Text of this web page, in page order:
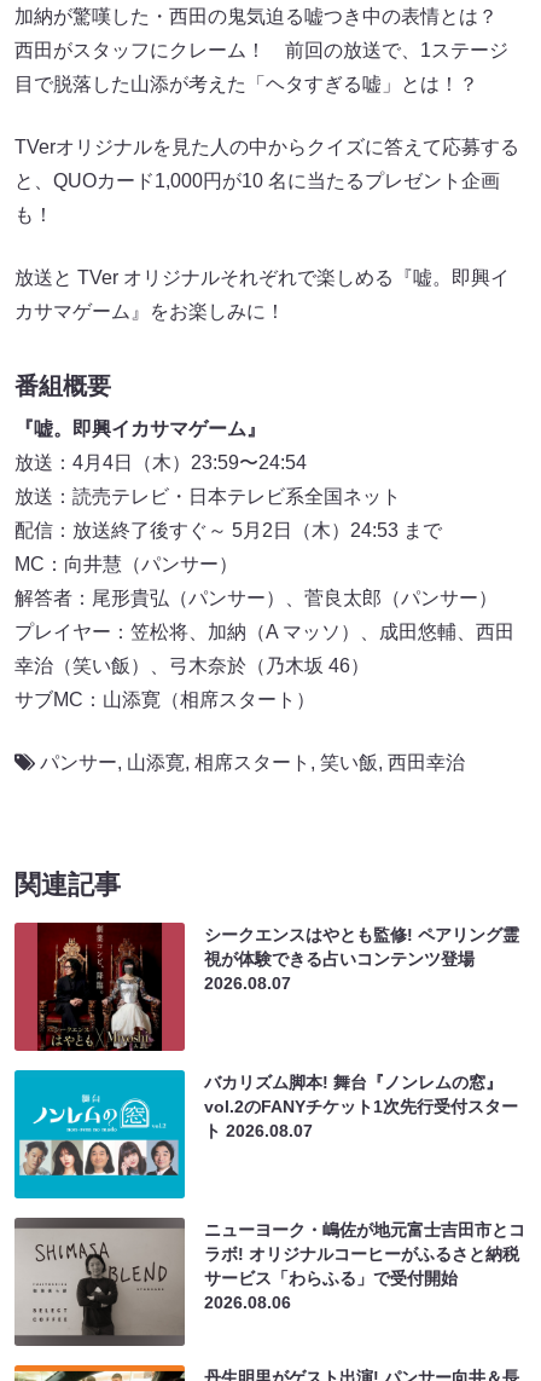
加納が驚嘆した・西田の鬼気迫る嘘つき中の表情とは？
西田がスタッフにクレーム！ 前回の放送で、1ステージ
目で脱落した山添が考えた「ヘタすぎる嘘」とは！？
TVerオリジナルを見た人の中からクイズに答えて応募する
と、QUOカード1,000円が10 名に当たるプレゼント企画
も！
放送と TVer オリジナルそれぞれで楽しめる『嘘。即興イ
カサマゲーム』をお楽しみに！
番組概要
『嘘。即興イカサマゲーム』
放送：4月4日（木）23:59〜24:54
放送：読売テレビ・日本テレビ系全国ネット
配信：放送終了後すぐ～ 5月2日（木）24:53 まで
MC：向井慧（パンサー）
解答者：尾形貴弘（パンサー）、菅良太郎（パンサー）
プレイヤー：笠松将、加納（A マッソ）、成田悠輔、西田
幸治（笑い飯）、弓木奈於（乃木坂 46）
サブMC：山添寛（相席スタート）
パンサー, 山添寛, 相席スタート , 笑い飯, 西田幸治
関連記事
シークエンスはやとも監修! ペアリング霊
視が体験できる占いコンテンツ登場
2026.08.07
バカリズム脚本! 舞台『ノンレムの窓』
vol.2のFANYチケット1次先行受付スター
ト2026.08.07
ニューヨーク・嶋佐が地元富士吉田市とコ
ラボ! オリジナルコーヒーがふるさと納税
サービス「わらふる」で受付開始
2026.08.06
丹生明里がゲスト出演! パンサー向井＆長